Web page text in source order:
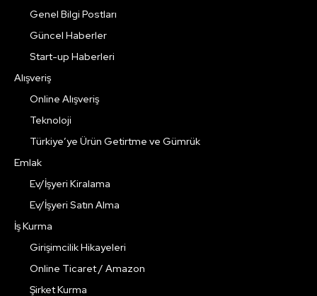
Genel Bilgi Postları
Güncel Haberler
Start-up Haberleri
Alışveriş
Online Alışveriş
Teknoloji
Türkiye’ye Ürün Getirtme ve Gümrük
Emlak
Ev/İşyeri Kiralama
Ev/İşyeri Satın Alma
İş Kurma
Girişimcilik Hikayeleri
Online Ticaret / Amazon
Şirket Kurma